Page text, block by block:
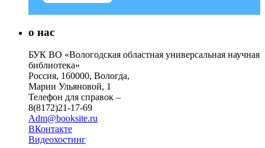
о нас
БУК ВО «Вологодская областная универсальная научная
библиотека»
Россия, 160000, Вологда,
Марии Ульяновой, 1
Телефон для справок –
8(8172)21-17-69
Adm@booksite.ru
ВКонтакте
Видеохостинг